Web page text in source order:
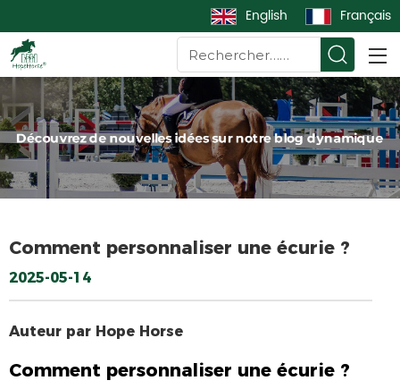
English Français
Comment personnaliser une écurie ?
2025-05-14
Auteur par Hope Horse
Comment personnaliser une écurie ?